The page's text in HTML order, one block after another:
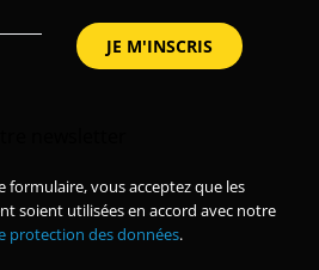
formulaire, vous acceptez que les
soient utilisées en accord avec notre
protection des données.